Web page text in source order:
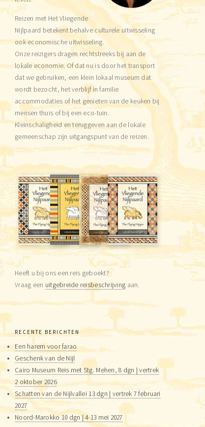
Reizen met Het Vliegende
Nijlpaard betekent behalve culturele uitwisseling
ook economische uitwisseling.
Onze reizigers dragen rechtstreeks bij aan de
lokale economie. Of dat nu is door het transport
dat we gebruiken, een klein lokaal museum dat
wordt bezocht, het verblijf in familie
accommodaties of het genieten van de keuken bij
mensen thuis of bij een eco-tuin.
Kleinschaligheid en teruggeven aan de lokale
gemeenschap zijn uitgangspunt van de reizen.
Heeft u bij ons een reis geboekt?
Vraag een uitgebreide reisbeschrijving aan.
RECENTE BERICHTEN
Een harem voor farao
Geschenk van de Nijl
Cairo Museum Reis met Stg. Mehen, 8 dgn | vertrek
2 oktober 2026
Schatten van de Nijlvallei 13 dgn | vertrek 7 februari
2027
Noord-Marokko 10 dgn | 4-13 mei 2027